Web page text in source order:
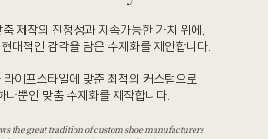
제작의 진정성과 지속가능한 가치 위에,
대적인 감각을 담은 수제화를 제안합니다.
라이프스타일에 맞춘 최적의 커스텀으로
나뿐인 맞춤 수제화를 제작합니다.
the great tradition of custom shoe manufacturers